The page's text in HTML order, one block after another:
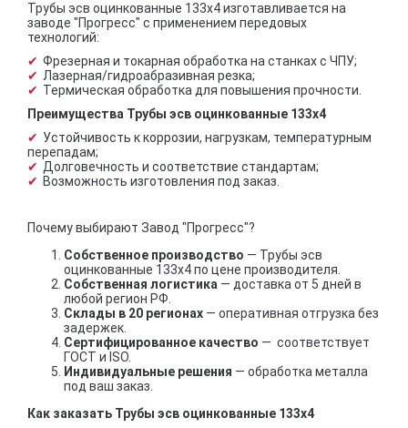
Трубы эсв оцинкованные 133х4 изготавливается на
заводе "Прогресс" с применением передовых
технологий:
Фрезерная и токарная обработка на станках с ЧПУ;
Лазерная/гидроабразивная резка;
Термическая обработка для повышения прочности.
Преимущества Трубы эсв оцинкованные 133х4
Устойчивость к коррозии, нагрузкам, температурным
перепадам;
Долговечность и соответствие стандартам;
Возможность изготовления под заказ.
Почему выбирают Завод "Прогресс"?
Собственное производство — Трубы эсв
оцинкованные 133х4 по цене производителя.
Собственная логистика — доставка от 5 дней в
любой регион РФ.
Склады в 20 регионах — оперативная отгрузка без
задержек.
Сертифицированное качество — соответствует
ГОСТ и ISO.
Индивидуальные решения — обработка металла
под ваш заказ.
Как заказать Трубы эсв оцинкованные 133х4